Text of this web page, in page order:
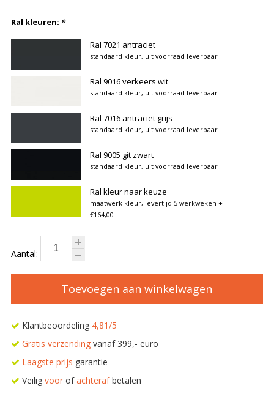
Ral kleuren: *
Ral 7021 antraciet
standaard kleur, uit voorraad leverbaar
Ral 9016 verkeers wit
standaard kleur, uit voorraad leverbaar
Ral 7016 antraciet grijs
standaard kleur, uit voorraad leverbaar
Ral 9005 git zwart
standaard kleur, uit voorraad leverbaar
Ral kleur naar keuze
maatwerk kleur, levertijd 5 werkweken +
€164,00
Aantal:
Toevoegen aan winkelwagen
Klantbeoordeling 4,81/5
Gratis verzendingvanaf 399,- euro
Laagste prijs garantie
Veilig voorofachterafbetalen